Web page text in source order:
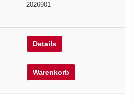
2026901
Details
Warenkorb